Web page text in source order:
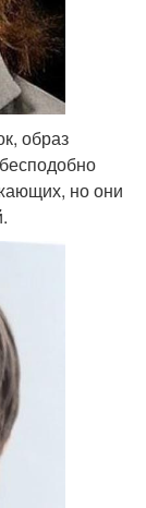
образ
но они